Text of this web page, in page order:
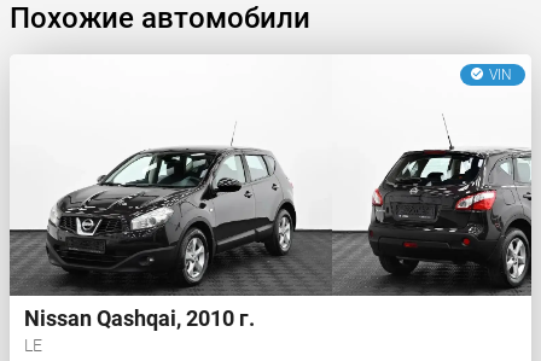
Похожие автомобили
VIN
Nissan Qashqai, 2010 г.
LE